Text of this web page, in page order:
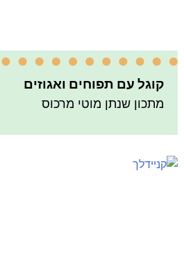
קוגל עם תפוחים ואגוזים
מתכון שנתן מוטי מרכוס